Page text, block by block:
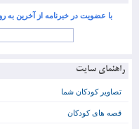
با عضویت در خبرنامه از آخرین به
راهنمای سایت
تصاویر کودکان شما
قصه های کودکان